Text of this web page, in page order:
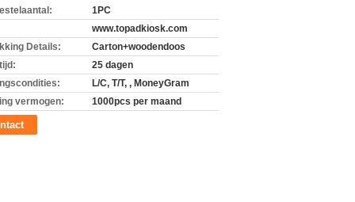
1PC
www.topadkiosk.com
Details:
Carton+woodendoos
25 dagen
L/C, T/T, , MoneyGram
vermogen:
1000pcs per maand